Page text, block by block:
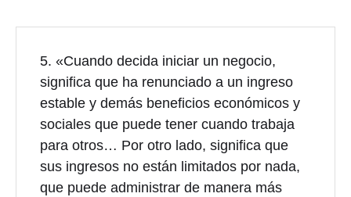
5. «Cuando decida iniciar un negocio,
significa que ha renunciado a un ingreso
estable y demás beneficios económicos y
sociales que puede tener cuando trabaja
para otros… Por otro lado, significa que
sus ingresos no están limitados por nada,
que puede administrar de manera más